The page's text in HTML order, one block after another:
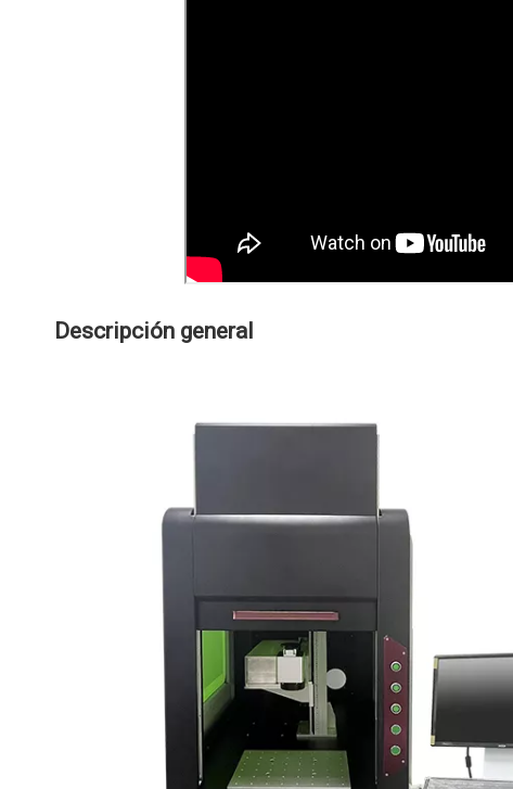
Descripción general